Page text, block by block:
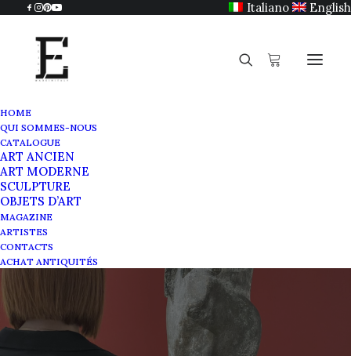
Italiano English
HOME
QUI SOMMES-NOUS
CATALOGUE
ART ANCIEN
ART MODERNE
SCULPTURE
OBJETS D’ART
MAGAZINE
ARTISTES
CONTACTS
ACHAT ANTIQUITÉS
JUIN 5, 2021